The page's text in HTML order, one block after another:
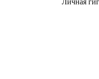
Личная